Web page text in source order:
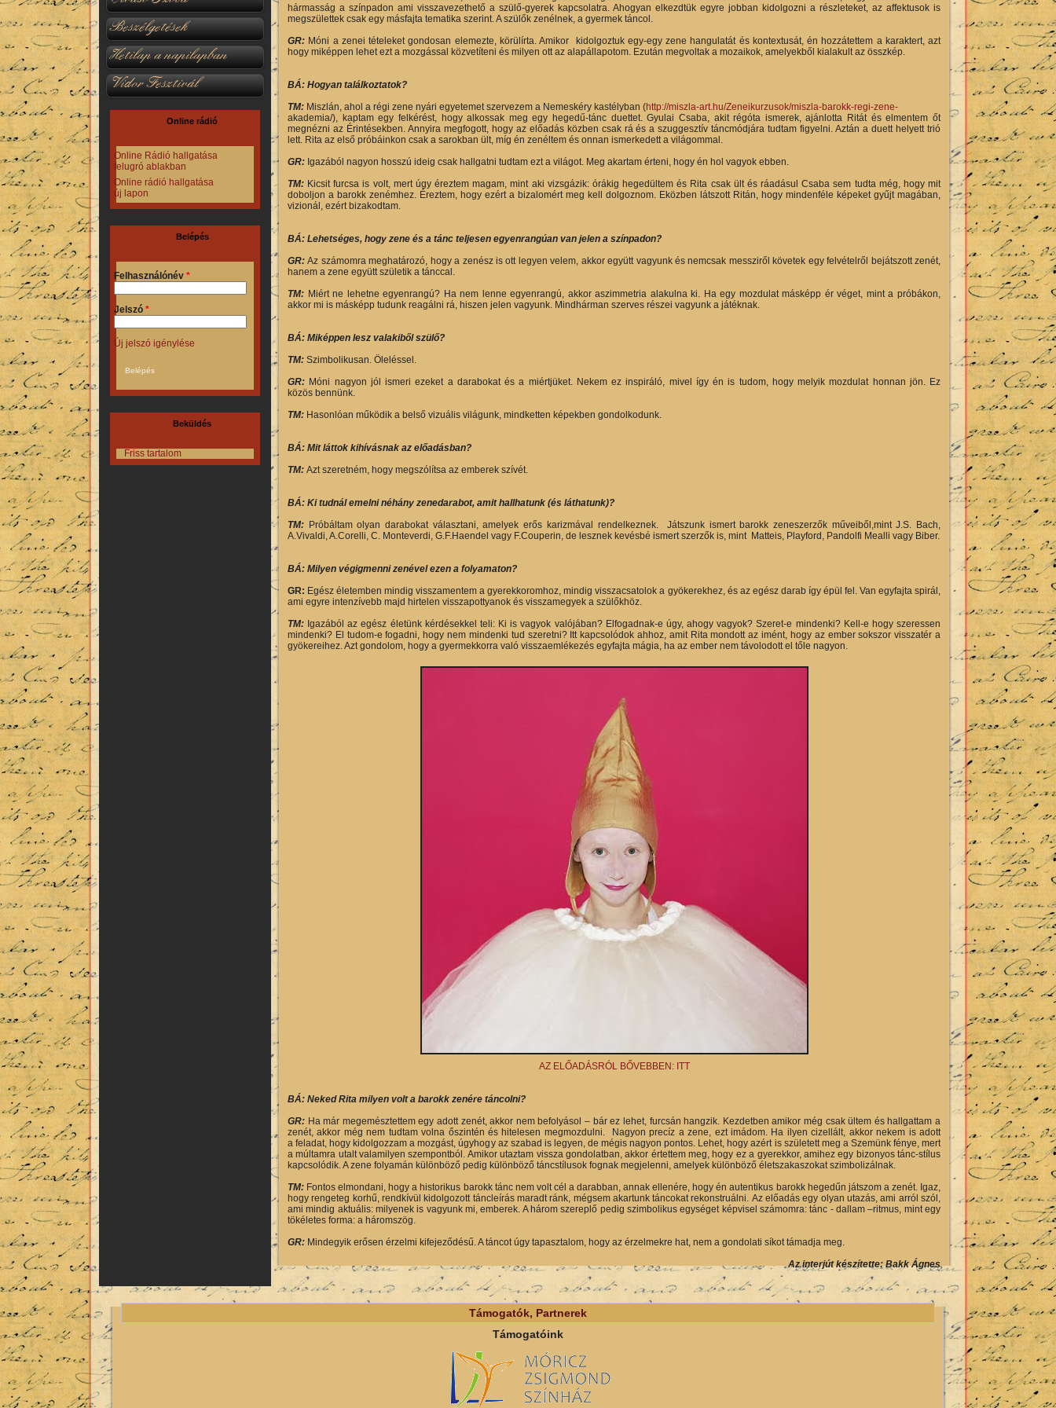
Beszélgetések
Hetilap a napilapban
Vidor Fesztivál
Online rádió
Online Rádió hallgatása
felugró ablakban
Online rádió hallgatása
új lapon
Belépés
Felhasználónév *
Jelszó *
Új jelszó igénylése
Beküldés
Friss tartalom
hármasság a színpadon ami visszavezethető a szülő-gyerek kapcsolatra. Ahogyan elkezdtük egyre jobban kidolgozni a részleteket, az affektusok is
megszülettek csak egy másfajta tematika szerint. A szülők zenélnek, a gyermek táncol.
GR: Móni a zenei tételeket gondosan elemezte, körülírta. Amikor kidolgoztuk egy-egy zene hangulatát és kontextusát, én hozzátettem a karaktert, azt
hogy miképpen lehet ezt a mozgással közvetíteni és milyen ott az alapállapotom. Ezután megvoltak a mozaikok, amelyekből kialakult az összkép.
BÁ: Hogyan találkoztatok?
TM: Miszlán, ahol a régi zene nyári egyetemet szervezem a Nemeskéry kastélyban (http://miszla-art.hu/Zeneikurzusok/miszla-barokk-regi-zene-
akademia/), kaptam egy felkérést, hogy alkossak meg egy hegedű-tánc duettet. Gyulai Csaba, akit régóta ismerek, ajánlotta Ritát és elmentem őt
megnézni az Érintésekben. Annyira megfogott, hogy az előadás közben csak rá és a szuggesztív táncmódjára tudtam figyelni. Aztán a duett helyett trió
lett. Rita az első próbáinkon csak a sarokban ült, míg én zenéltem és onnan ismerkedett a világommal.
GR: Igazából nagyon hosszú ideig csak hallgatni tudtam ezt a világot. Meg akartam érteni, hogy én hol vagyok ebben.
TM: Kicsit furcsa is volt, mert úgy éreztem magam, mint aki vizsgázik: órákig hegedültem és Rita csak ült és ráadásul Csaba sem tudta még, hogy mit
doboljon a barokk zenémhez. Éreztem, hogy ezért a bizalomért meg kell dolgoznom. Eközben látszott Ritán, hogy mindenféle képeket gyűjt magában,
vizionál, ezért bizakodtam.
BÁ: Lehetséges, hogy zene és a tánc teljesen egyenrangúan van jelen a színpadon?
GR:Az számomra meghatározó, hogy a zenész is ott legyen velem, akkor együtt vagyunk és nemcsak messziről követek egy felvételről bejátszott zenét,
hanem a zene együtt születik a tánccal.
TM: Miért ne lehetne egyenrangú? Ha nem lenne egyenrangú, akkor aszimmetria alakulna ki. Ha egy mozdulat másképp ér véget, mint a próbákon,
akkor mi is másképp tudunk reagálni rá, hiszen jelen vagyunk. Mindhárman szerves részei vagyunk a játéknak.
BÁ: Miképpen lesz valakiből szülő?
TM: Szimbolikusan. Öleléssel.
GR: Móni nagyon jól ismeri ezeket a darabokat és a miértjüket. Nekem ez inspiráló, mivel így én is tudom, hogy melyik mozdulat honnan jön. Ez
közös bennünk.
TM: Hasonlóan működik a belső vizuális világunk, mindketten képekben gondolkodunk.
BÁ: Mit láttok kihívásnak az előadásban?
TM: Azt szeretném, hogy megszólítsa az emberek szívét.
BÁ: Ki tudnál emelni néhány zenedarabot, amit hallhatunk (és láthatunk)?
TM: Próbáltam olyan darabokat választani, amelyek erős karizmával rendelkeznek. Játszunk ismert barokk zeneszerzők műveiből,mint J.S. Bach,
A.Vivaldi, A.Corelli, C. Monteverdi, G.F.Haendel vagy F.Couperin, de lesznek kevésbé ismert szerzők is, mint Matteis, Playford, Pandolfi Mealli vagy Biber.
BÁ: Milyen végigmenni zenével ezen a folyamaton?
GR: Egész életemben mindig visszamentem a gyerekkoromhoz, mindig visszacsatolok a gyökerekhez, és az egész darab így épül fel. Van egyfajta spirál,
ami egyre intenzívebb majd hirtelen visszapottyanok és visszamegyek a szülőkhöz.
TM: Igazából az egész életünk kérdésekkel teli: Ki is vagyok valójában? Elfogadnak-e úgy, ahogy vagyok? Szeret-e mindenki? Kell-e hogy szeressen
mindenki? El tudom-e fogadni, hogy nem mindenki tud szeretni? Itt kapcsolódok ahhoz, amit Rita mondott az imént, hogy az ember sokszor visszatér a
gyökereihez. Azt gondolom, hogy a gyermekkorra való visszaemlékezés egyfajta mágia, ha az ember nem távolodott el tőle nagyon.
AZ ELŐADÁSRÓL BŐVEBBEN: ITT
BÁ: Neked Rita milyen volt a barokk zenére táncolni?
GR: Ha már megemésztettem egy adott zenét, akkor nem befolyásol – bár ez lehet, furcsán hangzik. Kezdetben amikor még csak ültem és hallgattam a
zenét, akkor még nem tudtam volna őszintén és hitelesen megmozdulni. Nagyon precíz a zene, ezt imádom. Ha ilyen cizellált, akkor nekem is adott
a feladat, hogy kidolgozzam a mozgást, úgyhogy az szabad is legyen, de mégis nagyon pontos. Lehet, hogy azért is született meg a Szemünk fénye, mert
a múltamra utalt valamilyen szempontból. Amikor utaztam vissza gondolatban, akkor értettem meg, hogy ez a gyerekkor, amihez egy bizonyos tánc-stílus
kapcsolódik. A zene folyamán különböző pedig különböző táncstílusok fognak megjelenni, amelyek különböző életszakaszokat szimbolizálnak.
TM: Fontos elmondani, hogy a historikus barokk tánc nem volt cél a darabban, annak ellenére, hogy én autentikus barokk hegedűn játszom a zenét. Igaz,
hogy rengeteg korhű, rendkívül kidolgozott táncleírás maradt ránk, mégsem akartunk táncokat rekonstruálni. Az előadás egy olyan utazás, ami arról szól,
ami mindig aktuális: milyenek is vagyunk mi, emberek. A három szereplő pedig szimbolikus egységet képvisel számomra: tánc - dallam –ritmus, mint egy
tökéletes forma: a háromszög.
GR: Mindegyik erősen érzelmi kifejeződésű. A táncot úgy tapasztalom, hogy az érzelmekre hat, nem a gondolati síkot támadja meg.
Az interjút készítette: Bakk Ágnes
Támogatók, Partnerek
Támogatóink